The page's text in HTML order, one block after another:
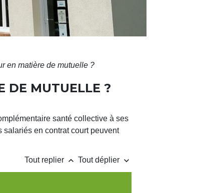
en matière de mutuelle ?
DE MUTUELLE ?
santé collective à ses
en contrat court peuvent
Tout replier keyboard_arrow_up Tout déplier keyboard_arrow_down